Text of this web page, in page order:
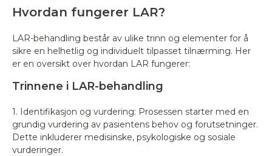
Hvordan fungerer LAR?
LAR-behandling består av ulike trinn og elementer for å
sikre en helhetlig og individuelt tilpasset tilnærming. Her
er en oversikt over hvordan LAR fungerer:
Trinnene i LAR-behandling
1. Identifikasjon og vurdering: Prosessen starter med en
grundig vurdering av pasientens behov og forutsetninger.
Dette inkluderer medisinske, psykologiske og sosiale
vurderinger.